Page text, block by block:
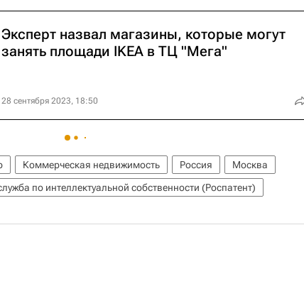
Эксперт назвал магазины, которые могут
занять площади IKEA в ТЦ "Мега"
28 сентября 2023, 18:50
Коммерческая недвижимость Россия
Москва
по интеллектуальной собственности (Роспатент)